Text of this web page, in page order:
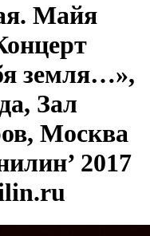
Майя
земля…»,
Зал
Москва
2017